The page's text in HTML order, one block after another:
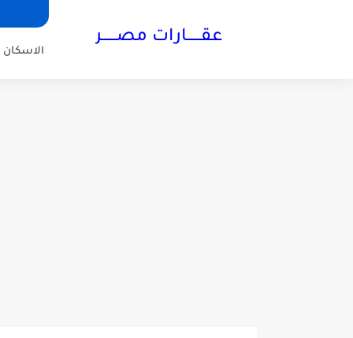
عقــــــارات مصــــــر
الاسكان